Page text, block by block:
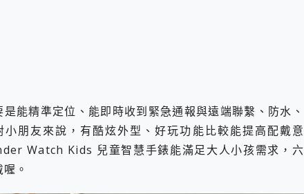
能精準定位、能即時收到緊急通報與遠端聯繫、防水、
朋友來說，有酷炫外型、好玩功能比較能提高配戴意
Watch Kids 兒童智慧手錶能滿足大人小孩需求，六
。